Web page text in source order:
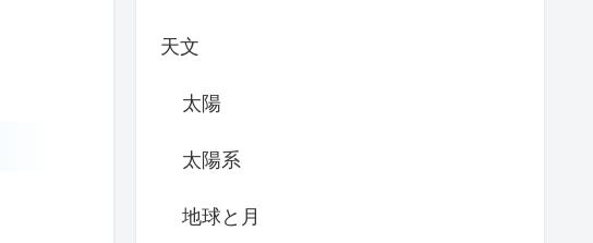
天文
太陽
太陽系
地球と月